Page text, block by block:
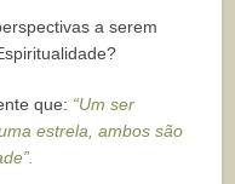
a serem
que: “Um ser
estrela, ambos são